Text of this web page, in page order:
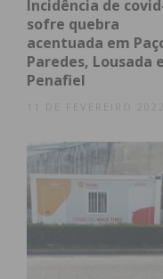
Assine
obtenha de
Eu li e
Incidência de
sofre quebra
acentuada em
Paredes, Lousada e
Penafiel